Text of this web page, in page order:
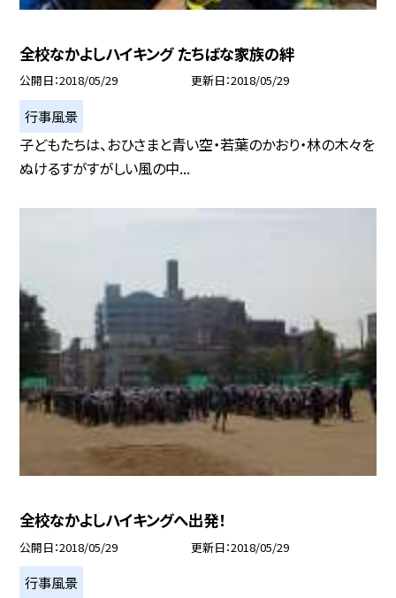
全校なかよしハイキング たちばな家族の絆
公開日 2018/05/29 更新日 2018/05/29
行事風景
子どもたちは、おひさまと青い空・若葉のかおり・林の木々を
ぬけるすがすがしい風の中...
全校なかよしハイキングへ出発！
公開日 2018/05/29 更新日 2018/05/29
行事風景